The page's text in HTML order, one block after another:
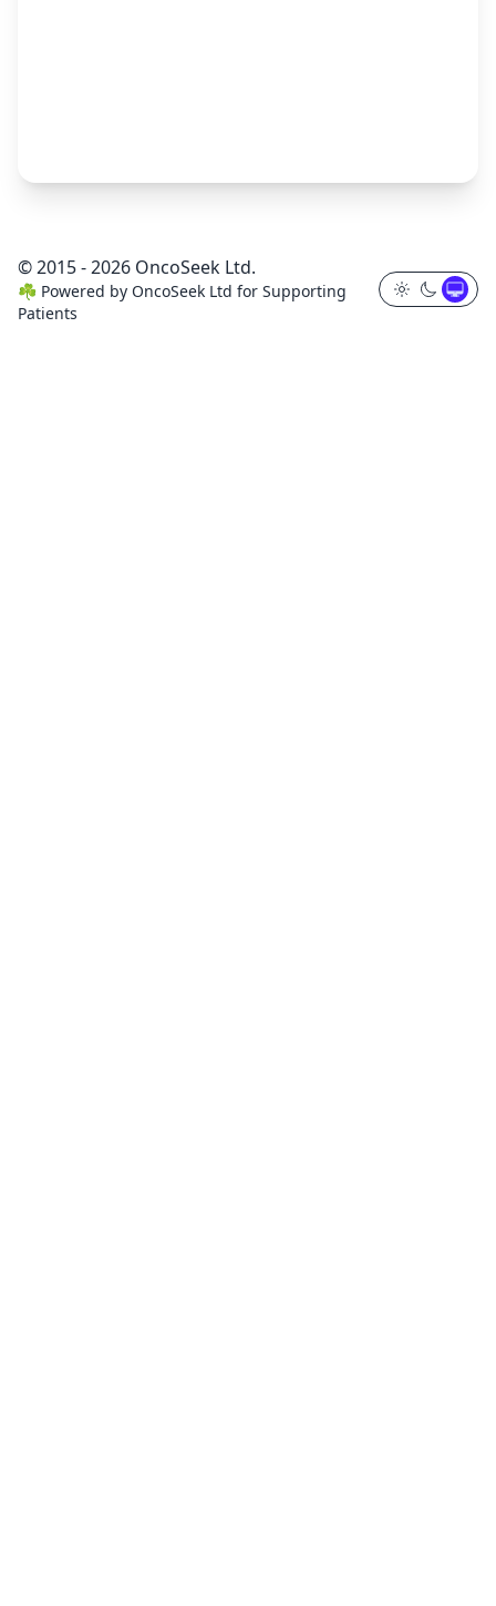
© 2015 - 2026 OncoSeek Ltd.
☘️ Powered by OncoSeek Ltd for Supporting
Patients